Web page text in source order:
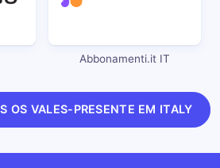
Abbonamenti.it IT
OS VALES-PRESENTE EM ITALY